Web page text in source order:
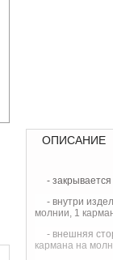
ОПИСАНИЕ
-
- внутри
молнии, 1
- внешняя
кармана на